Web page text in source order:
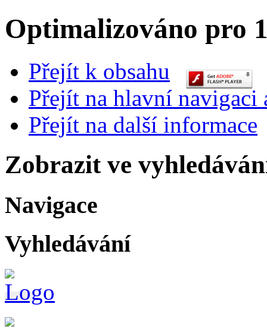
Optimalizováno pro
Přejít k obsahu
Přejít na hlavní navigaci
Přejít na další informace
Zobrazit ve
Navigace
Vyhledávání